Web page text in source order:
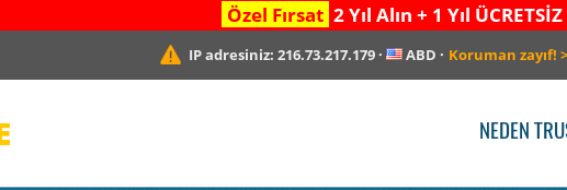
Özel Fırsat 2 Yıl Alın + 1 Yıl ÜCRETSİZ
IP adresiniz:216.73.217.179 · ABD · Koruman zayıf!
NEDEN